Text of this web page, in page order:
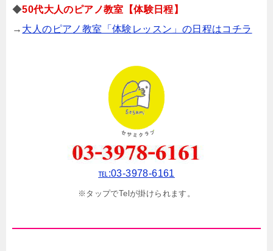
◆50代大人のピアノ教室【体験日程】
→ 大人のピアノ教室「体験レッスン」の日程はコチラ
℡:03-3978-6161
※タップでTelが掛けられます。